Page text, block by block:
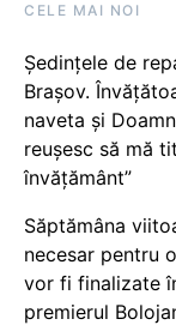
CELE MAI NOI
Ședințele de
Brașov.
naveta și
reușesc să mă
învățământ”
Săptămâna
necesar pentru
vor fi finalizate
premierul